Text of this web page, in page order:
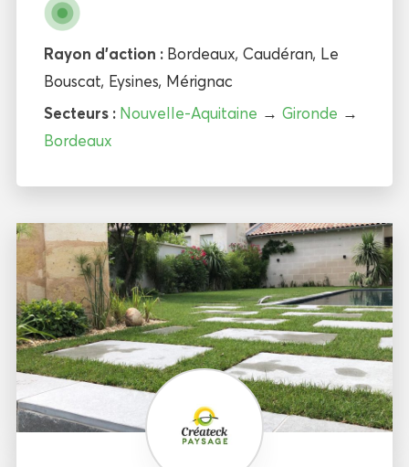
Rayon d'action : Bordeaux, Caudéran, Le
Bouscat, Eysines, Mérignac
Secteurs : Nouvelle-Aquitaine → Gironde →
Bordeaux